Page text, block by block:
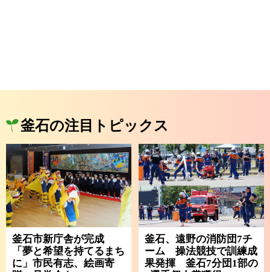
釜石の注目トピックス
釜石市新庁舎が完成
「夢と希望を持てるまち
に」市民有志、絵画寄
釜石、遠野の消防団7チ
ーム 操法競技で訓練成
果発揮 釜石7分団1部の